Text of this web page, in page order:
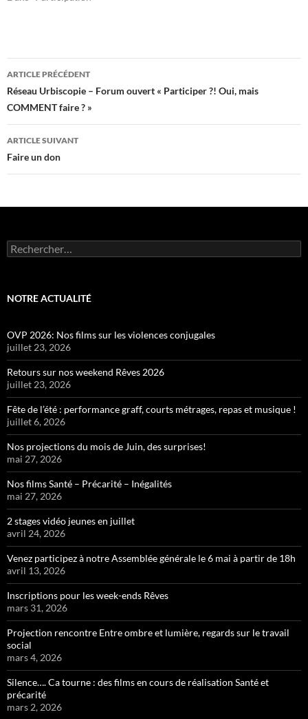
Navigation
des
articles
ARTICLE PRÉCÉDENT
Réseau Urbiscopie – Forum ouvert « Participer ?! Oui, mais
COMMENT faire ? »
ARTICLE SUIVANT
Faire un don
Rechercher :
NOTRE ACTUALITÉ
OVP 2026: Nos films sur les violences conjugales
juillet 23, 2026
Retours sur nos weekend Rêves 2026
juillet 23, 2026
Fête de l’été : performance graff, courts métrages, repas et musique !
juillet 6, 2026
Nos projections du mois de Juin, des surprises!
mai 27, 2026
Nos films Santé – Précarité – Inégalités
mai 27, 2026
2 stages vidéo jeunes en juillet
avril 24, 2026
Venez participez à notre Assemblée générale le 6 mai à partir de 18h
avril 13, 2026
Inscriptions pour les week-ends Rêves
mars 31, 2026
Projection rencontre Entre ombre et lumière, regards sur le travail
social
mars 4, 2026
Silence…. Ca tourne : des films en cours de réalisation Santé et
précarité
mars 2, 2026